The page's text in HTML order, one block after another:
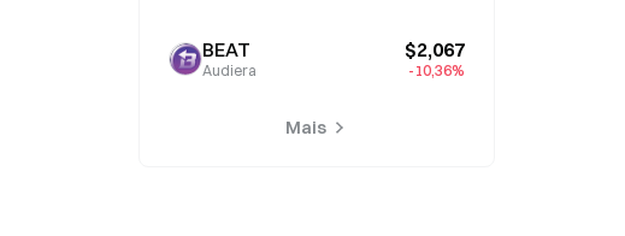
BEAT
Audiera
$2,067
-10,36%
Mais